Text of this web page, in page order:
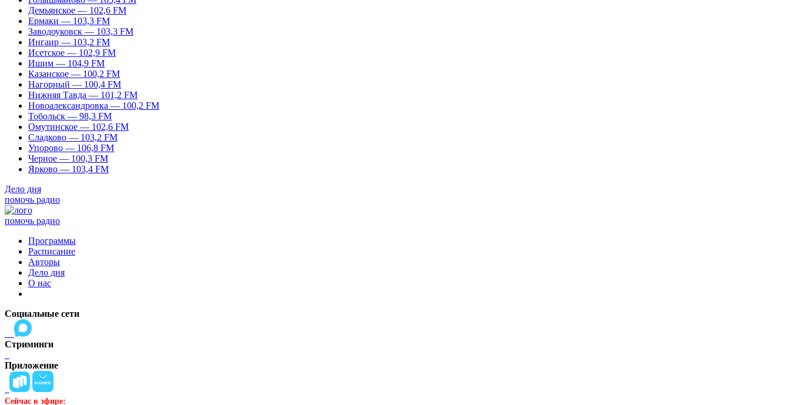
Демьянское — 102,6 FM
Ермаки — 103,3 FM
Заводоуковск — 103,3 FM
Ингаир — 103,2 FM
Исетское — 102,9 FM
Ишим — 104,9 FM
Казанское — 100,2 FM
Нагорный — 100,4 FM
Нижняя Тавда — 101,2 FM
Новоалександровка — 100,2 FM
Тобольск — 98,3 FM
Омутинское — 102,6 FM
Сладково — 103,2 FM
Упорово — 106,8 FM
Черное — 100,3 FM
Ярково — 103,4 FM
Дело дня
помочь радио
помочь радио
Программы
Расписание
Авторы
Дело дня
О нас
Социальные сети
Стриминги
Приложение
Сейчас в эфире: